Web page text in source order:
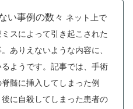
い事例の数々 ネット上で
スによって引き起こされた
ありえないような内容に、
ようです。記事では、手術
髄に挿入してしまった例
に自殺してしまった患者の